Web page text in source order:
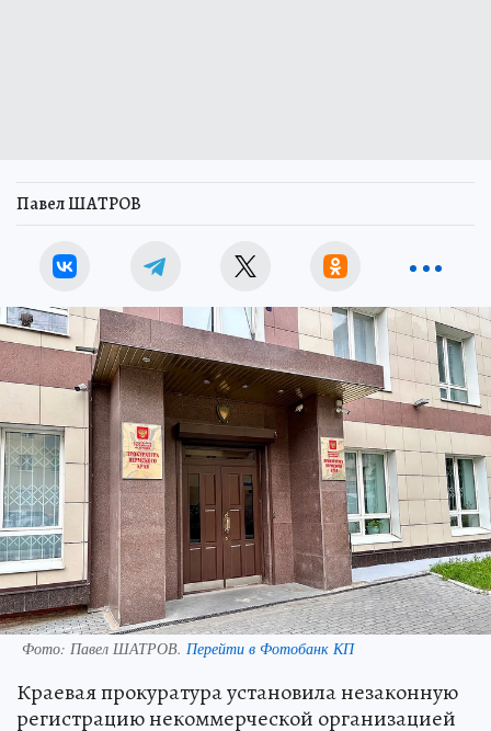
Павел ШАТРОВ
Фото: Павел ШАТРОВ. Перейти в Фотобанк КП
Краевая прокуратура установила незаконную
регистрацию некоммерческой организацией